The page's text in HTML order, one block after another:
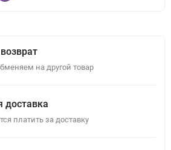
на другой товар
доставка
платить за доставку